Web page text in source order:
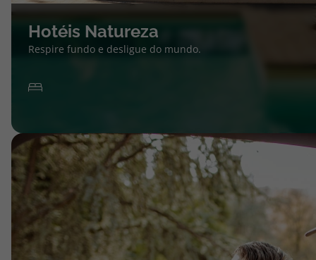
Hotéis Natureza
Respire fundo e desligue do mundo.